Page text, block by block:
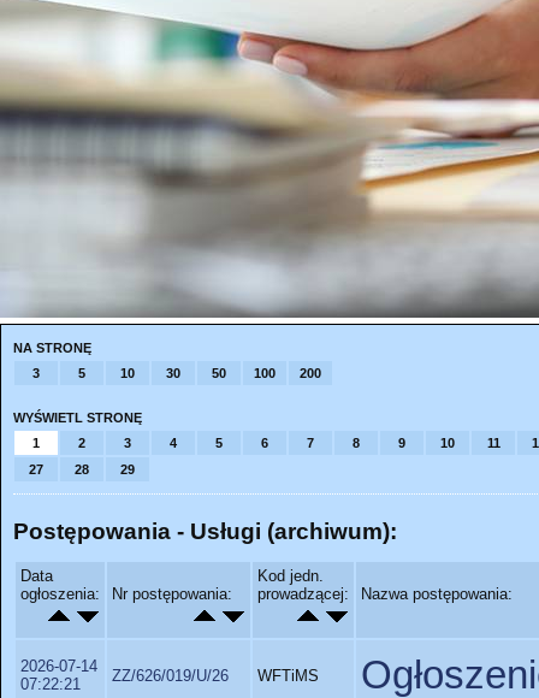
NA STRONĘ
3
5 10 30 50 100 200
WYŚWIETL STRONĘ
1
2 3 4 5 6 7 8 9 10 11
27
28 29
Postępowania - Usługi (archiwum):
Data
ogłoszenia:
Nr postępowania:
Kod jedn.
prowadzącej:
Nazwa postępowania:
2026-07-14
07:22:21
ZZ/626/019/U/26 WFTiMS